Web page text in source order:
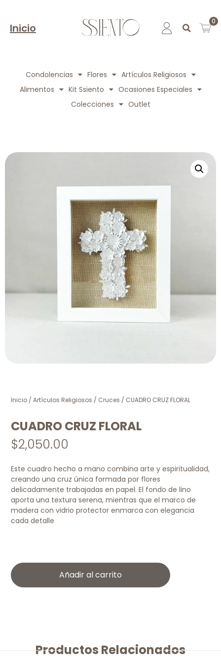
Inicio
0
Condolencias Flores
Artículos Religiosos
Alimentos
Kit Ssiento
Ocasiones Especiales
Colecciones
Outlet
Inicio /Artículos Religiosos / Cruces / CUADRO CRUZ FLORAL
CUADRO CRUZ FLORAL
$2,050.00
Este cuadro hecho a mano combina arte y espiritualidad,
creando una cruz única formada por flores
delicadamente trabajadas en papel. El fondo de lino
aporta una textura serena, mientras que el marco de
madera con vidrio protector enmarca con elegancia
cada detalle
Añadir al carrito
Productos Relacionados